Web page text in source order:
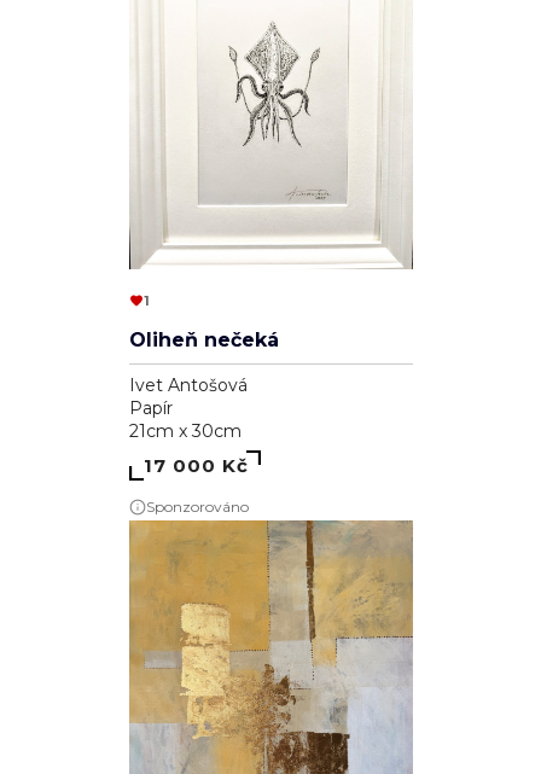
1
Oliheň nečeká
Ivet Antošová
Papír
21cm x 30cm
17 000 Kč
Sponzorováno